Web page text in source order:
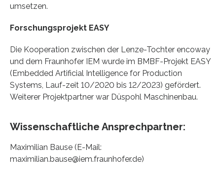
umsetzen.
Forschungsprojekt EASY
Die Kooperation zwischen der Lenze-Tochter encoway
und dem Fraunhofer IEM wurde im BMBF-Projekt EASY
(Embedded Artificial Intelligence for Production
Systems, Lauf-zeit 10/2020 bis 12/2023) gefördert.
Weiterer Projektpartner war Düspohl Maschinenbau.
Wissenschaftliche Ansprechpartner:
Maximilian Bause (E-Mail:
maximilian.bause@iem.fraunhofer.de)